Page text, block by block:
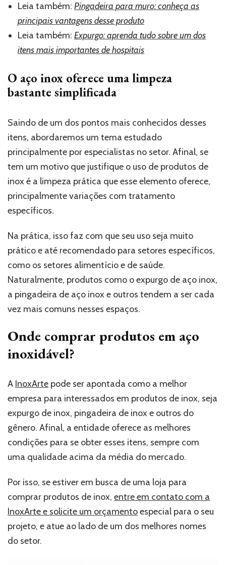
Leia também: Pingadeira para muro: conheça as
principais vantagens desse produto
Leia também: Expurgo: aprenda tudo sobre um dos
itens mais importantes de hospitais
O aço inox oferece uma limpeza
bastante simplificada
Saindo de um dos pontos mais conhecidos desses
itens, abordaremos um tema estudado
principalmente por especialistas no setor. Afinal, se
tem um motivo que justifique o uso de produtos de
inox é a limpeza prática que esse elemento oferece,
principalmente variações com tratamento
específicos.
Na prática, isso faz com que seu uso seja muito
prático e até recomendado para setores específicos,
como os setores alimentício e de saúde.
Naturalmente, produtos como o expurgo de aço inox,
a pingadeira de aço inox e outros tendem a ser cada
vez mais comuns nesses espaços.
Onde comprar produtos em aço
inoxidável?
A InoxArte pode ser apontada como a melhor
empresa para interessados em produtos de inox, seja
expurgo de inox, pingadeira de inox e outros do
gênero. Afinal, a entidade oferece as melhores
condições para se obter esses itens, sempre com
uma qualidade acima da média do mercado.
Por isso, se estiver em busca de uma loja para
comprar produtos de inox, entre em contato com a
InoxArte e solicite um orçamentoespecial para o seu
projeto, e atue ao lado de um dos melhores nomes
do setor.